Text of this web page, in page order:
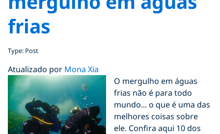
frias
Type: Post
Atualizado por Mona Xia
O mergulho em águas
frias não é para todo
mundo... o que é uma das
melhores coisas sobre
ele. Confira aqui 10 dos